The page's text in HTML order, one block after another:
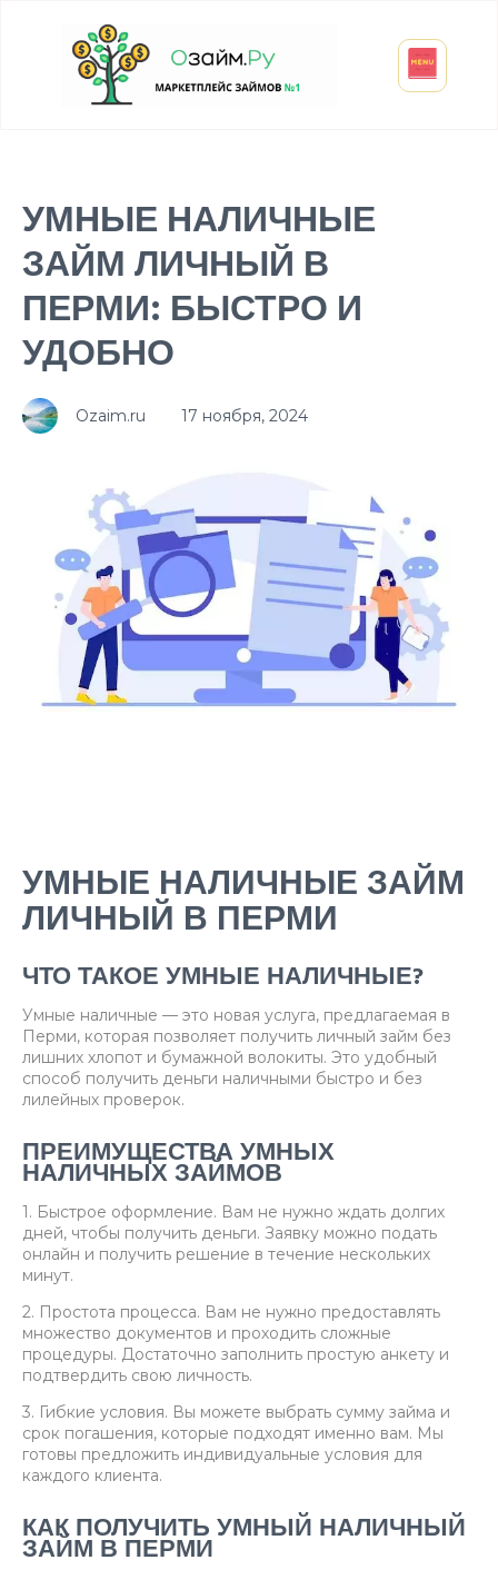
УМНЫЕ НАЛИЧНЫЕ
ЗАЙМ ЛИЧНЫЙ В
ПЕРМИ: БЫСТРО И
УДОБНО
Ozaim.ru 17 ноября, 2024
УМНЫЕ НАЛИЧНЫЕ ЗАЙМ
ЛИЧНЫЙ В ПЕРМИ
ЧТО ТАКОЕ УМНЫЕ НАЛИЧНЫЕ?
Умные наличные — это новая услуга, предлагаемая в
Перми, которая позволяет получить личный займ без
лишних хлопот и бумажной волокиты. Это удобный
способ получить деньги наличными быстро и без
лилейных проверок.
ПРЕИМУЩЕСТВА УМНЫХ
НАЛИЧНЫХ ЗАЙМОВ
1. Быстрое оформление. Вам не нужно ждать долгих
дней, чтобы получить деньги. Заявку можно подать
онлайн и получить решение в течение нескольких
минут.
2. Простота процесса. Вам не нужно предоставлять
множество документов и проходить сложные
процедуры. Достаточно заполнить простую анкету и
подтвердить свою личность.
3. Гибкие условия. Вы можете выбрать сумму займа и
срок погашения, которые подходят именно вам. Мы
готовы предложить индивидуальные условия для
каждого клиента.
КАК ПОЛУЧИТЬ УМНЫЙ НАЛИЧНЫЙ
ЗАЙМ В ПЕРМИ